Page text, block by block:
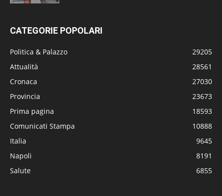
CATEGORIE POPOLARI
Politica & Palazzo
29205
Attualità
28561
Cronaca
27030
Provincia
23673
Prima pagina
18593
Comunicati Stampa
10888
Italia
9645
Napoli
8191
Salute
6855